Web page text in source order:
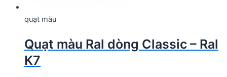
quạt màu
Quạt màu Ral dòng Classic – Ral
K7